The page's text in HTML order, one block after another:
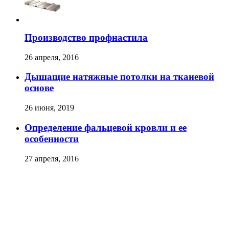
Производство профнастила
26 апреля, 2016
Дышащие натяжные потолки на тканевой
основе
26 июня, 2019
Определение фальцевой кровли и ее
особенности
27 апреля, 2016